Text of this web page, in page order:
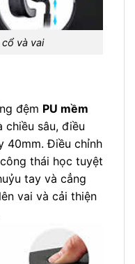
và vai
đệm PU mềm
sâu, điều
40mm. Điều chỉnh
thái học tuyệt
tay và cẳng
vai và cải thiện